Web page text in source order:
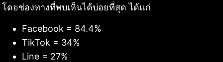
โดยช่องทางที่พบเห็นได้บ่อยที่สุด ได้แก่
Facebook = 84.4%
TikTok = 34%
Line = 27%